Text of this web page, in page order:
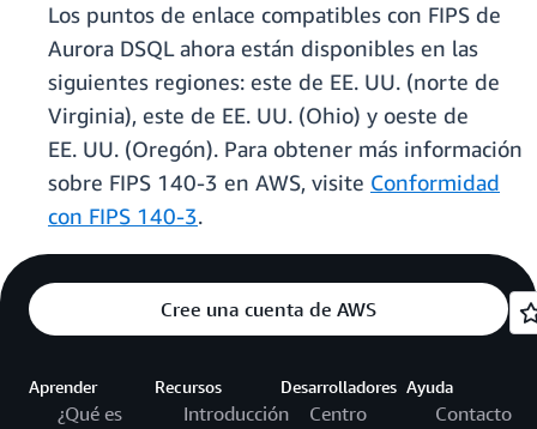
Los puntos de enlace compatibles con FIPS de
Aurora DSQL ahora están disponibles en las
siguientes regiones: este de EE. UU. (norte de
Virginia), este de EE. UU. (Ohio) y oeste de
EE. UU. (Oregón). Para obtener más información
sobre FIPS 140-3 en AWS, visite Conformidad
con FIPS 140-3.
Cree una cuenta de AWS
Aprender
¿Qué es
Recursos
Introducción
Desarrolladores
Centro
Ayuda
Contacto